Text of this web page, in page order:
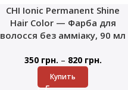
CHI Ionic Permanent Shine
Hair Color — Фарба для
волосся без амміаку, 90 мл
350 грн. – 820 грн.
Купить